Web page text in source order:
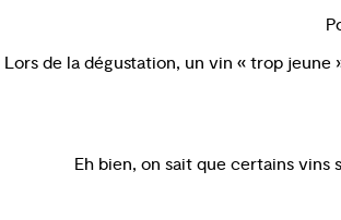
Lors de la dégustation, un vin « trop
Eh bien, on sait que certains